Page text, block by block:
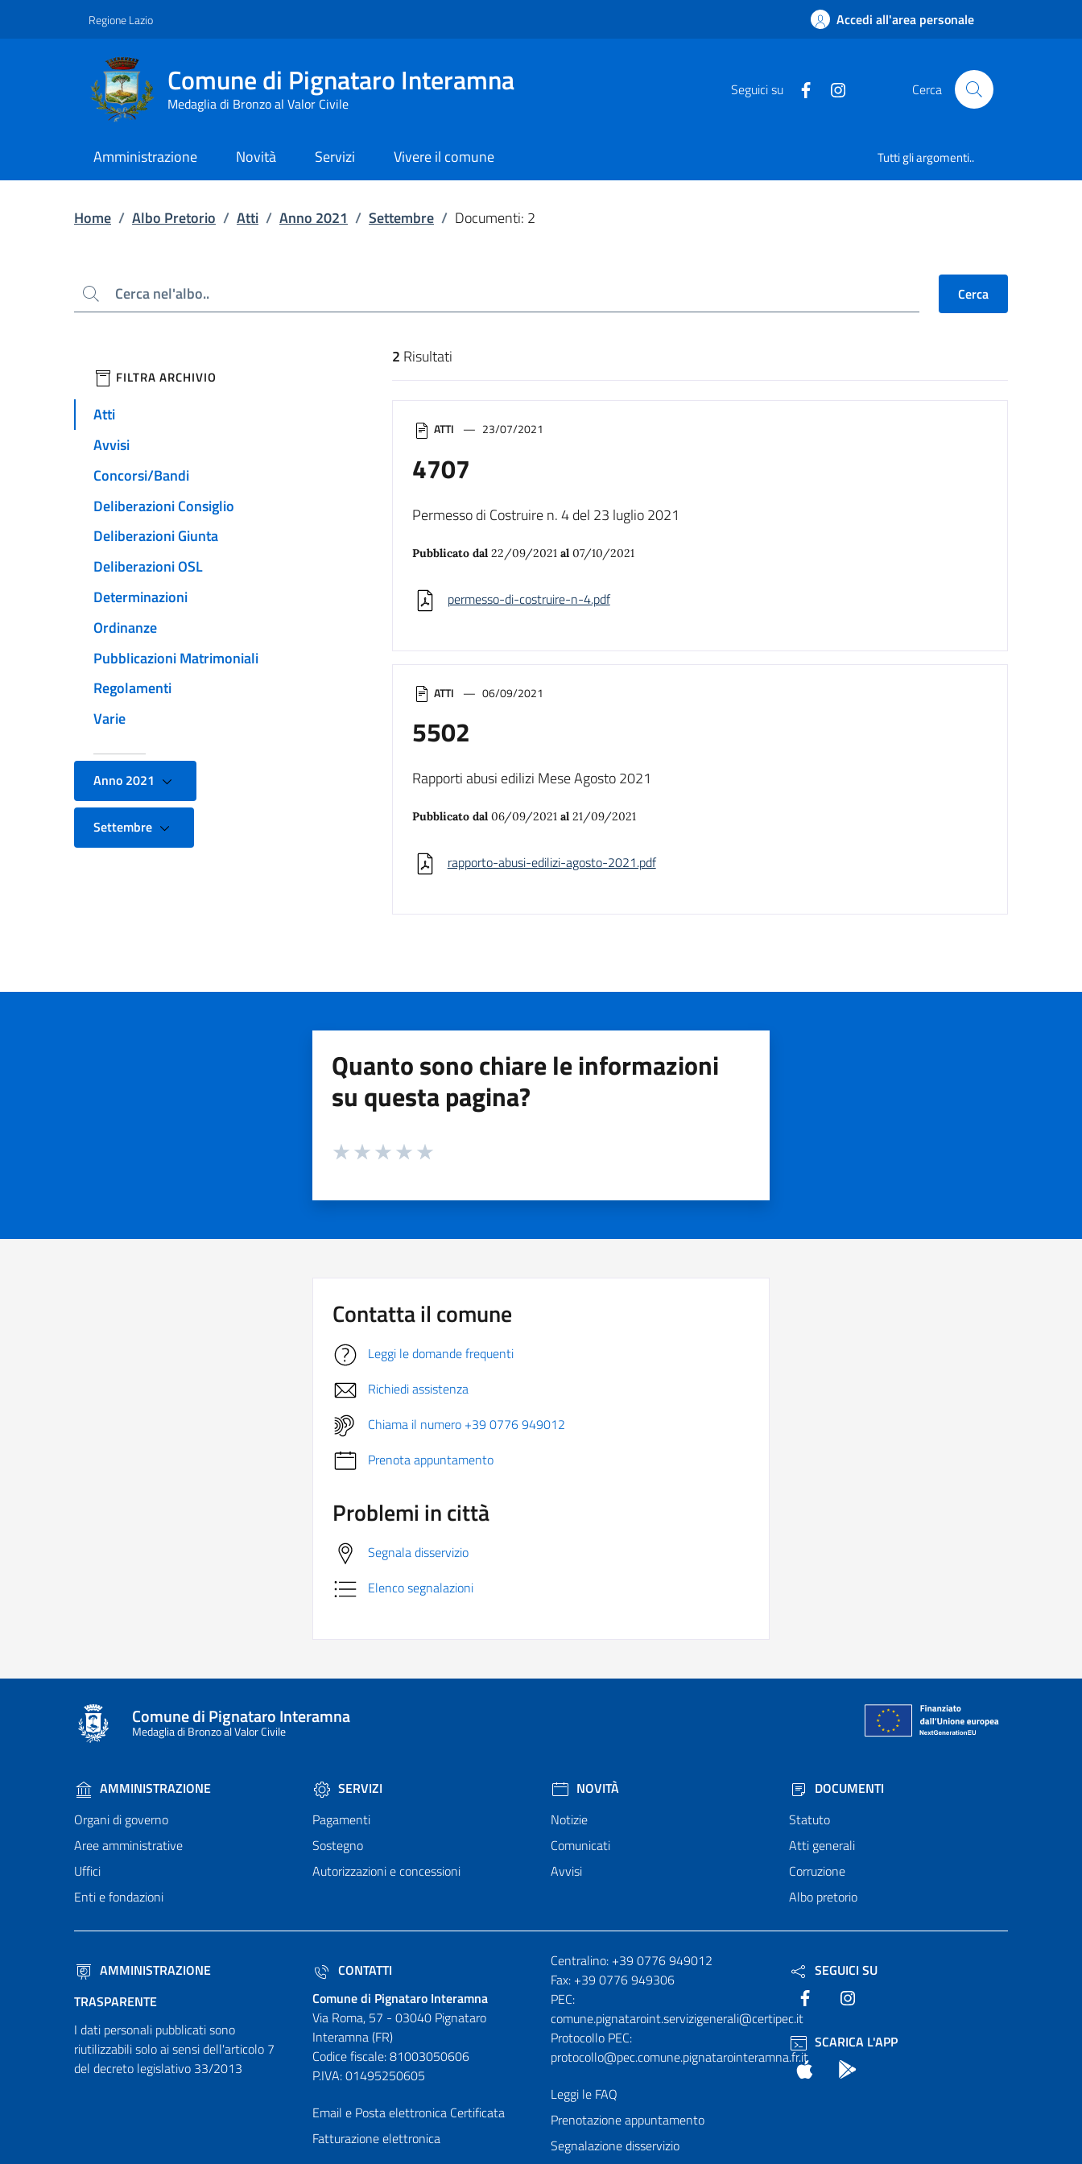
Regione Lazio Accedi all'area personale
Comune di Pignataro Interamna
Medaglia di Bronzo al Valor Civile
Seguici su Cerca
Amministrazione Novità Servizi Vivere il comune Tutti gli argomenti..
Home / Albo Pretorio / Atti / Anno 2021 / Settembre / Documenti: 2
Cerca Cerca
filtri da applicare
FILTRA ARCHIVIO
Atti
Avvisi
Concorsi/Bandi
Deliberazioni Consiglio
Deliberazioni Giunta
Deliberazioni OSL
Determinazioni
Ordinanze
Pubblicazioni Matrimoniali
Regolamenti
Varie
Anno 2021
Settembre
Risultati di ricerca
2 Risultati
ATTI 23/07/2021
4707
Permesso di Costruire n. 4 del 23 luglio 2021
Pubblicato dal 22/09/2021 al07/10/2021
permesso-di-costruire-n-4.pdf
ATTI 06/09/2021
5502
Rapporti abusi edilizi Mese Agosto 2021
Pubblicato dal 06/09/2021 al21/09/2021
rapporto-abusi-edilizi-agosto-2021.pdf
Quanto sono chiare le informazioni
su questa pagina?
Valuta da 1 a 5 stelle la pagina
Contatta il comune
Leggi le domande frequenti
Richiedi assistenza
Chiama il numero +39 0776 949012
Prenota appuntamento
Problemi in città
Segnala disservizio
Elenco segnalazioni
Comune di Pignataro Interamna
Medaglia di Bronzo al Valor Civile
AMMINISTRAZIONE
Organi di governo
Aree amministrative
Uffici
Enti e fondazioni
SERVIZI
Pagamenti
Sostegno
Autorizzazioni e concessioni
NOVITÀ
Notizie
Comunicati
Avvisi
DOCUMENTI
Statuto
Atti generali
Corruzione
Albo pretorio
AMMINISTRAZIONE
TRASPARENTE
I dati personali pubblicati sono
riutilizzabili solo ai sensi dell'articolo 7
del decreto legislativo 33/2013
CONTATTI
Comune di Pignataro Interamna
Via Roma, 57 - 03040 Pignataro
Interamna (FR)
Codice fiscale: 81003050606
P.IVA: 01495250605
Email e Posta elettronica Certificata
Fatturazione elettronica
Numeri utili
Centralino: +39 0776 949012
Fax: +39 0776 949306
PEC:
comune.pignataroint.servizigenerali@certipec.it
Protocollo PEC:
protocollo@pec.comune.pignatarointeramna.fr.it
Leggi le FAQ
Prenotazione appuntamento
Segnalazione disservizio
SEGUICI SU
Facebook
SCARICA L'APP
App Store